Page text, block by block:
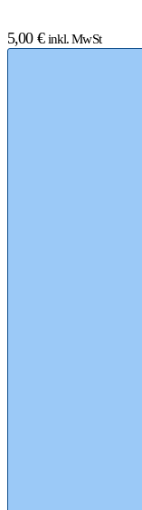
5,00 € inkl. MwSt